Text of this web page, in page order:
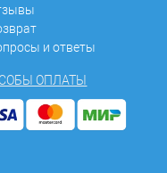
и ответы
ОПЛАТЫ